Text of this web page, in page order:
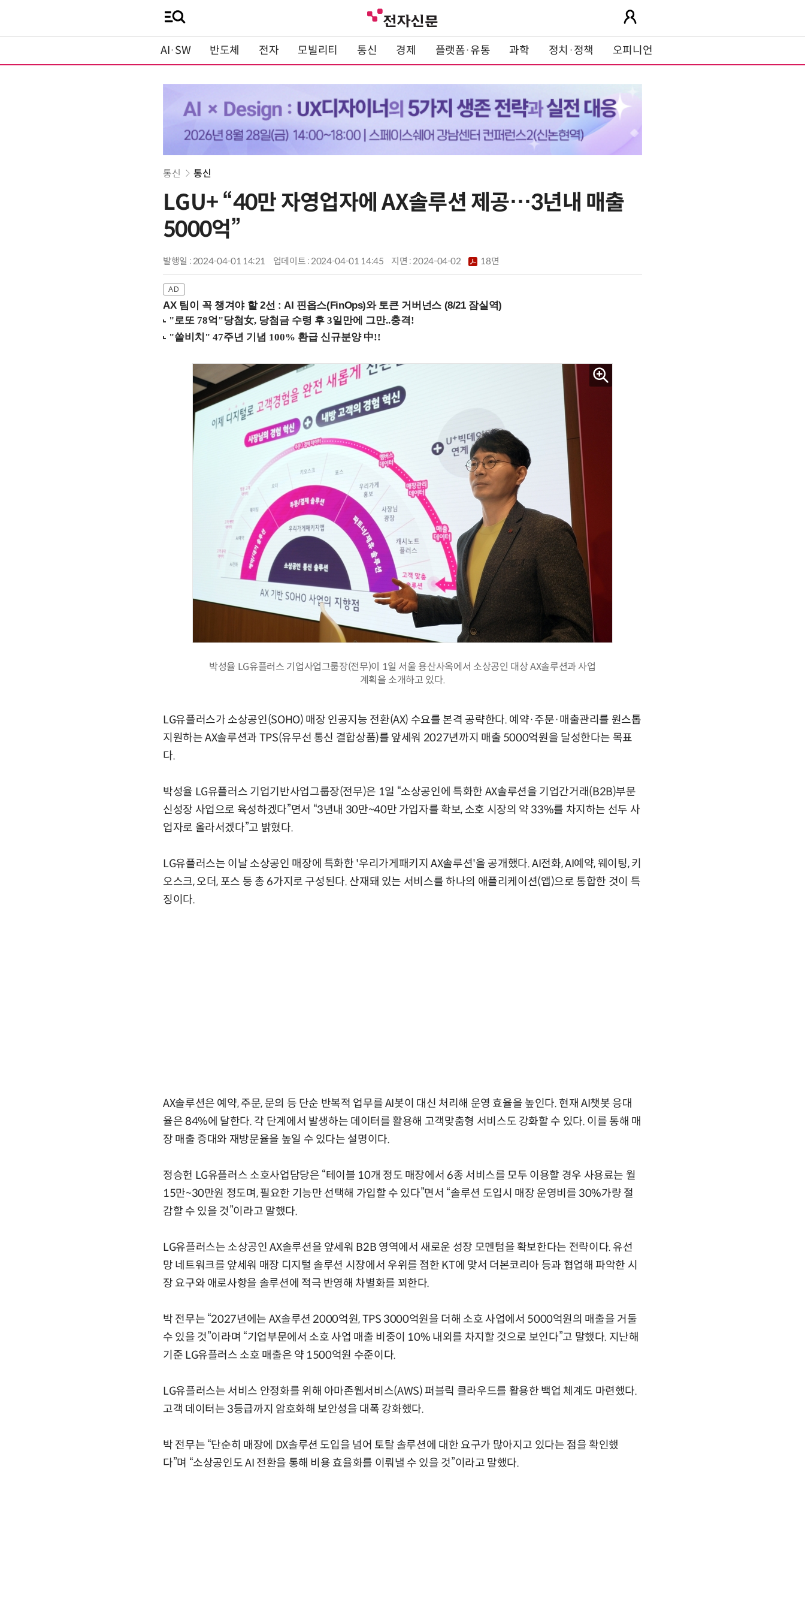
AI·SW 반도체 전자 모빌리티 통신 경제 플랫폼·유통 과학 정치·정책 오피니언
통신 통신
LGU+ “40만 자영업자에 AX솔루션 제공…3년내 매출
5000억”
발행일 : 2024-04-01 14:21 업데이트 : 2024-04-01 14:45 지면 :2024-04-02 18면
AX 팀이 꼭 챙겨야 할 2선 : AI 핀옵스(FinOps)와 토큰 거버넌스 (8/21 잠실역)
박성율 LG유플러스 기업사업그룹장(전무)이 1일 서울 용산사옥에서 소상공인 대상 AX솔루션과 사업
계획을 소개하고 있다.
LG유플러스가 소상공인(SOHO) 매장 인공지능 전환(AX) 수요를 본격 공략한다. 예약·주문·매출관리를 원스톱
지원하는 AX솔루션과 TPS(유무선 통신 결합상품)를 앞세워 2027년까지 매출 5000억원을 달성한다는 목표
다.
박성율 LG유플러스 기업기반사업그룹장(전무)은 1일 “소상공인에 특화한 AX솔루션을 기업간거래(B2B)부문
신성장 사업으로 육성하겠다”면서 “3년내 30만~40만 가입자를 확보, 소호 시장의 약 33%를 차지하는 선두 사
업자로 올라서겠다”고 밝혔다.
LG유플러스는 이날 소상공인 매장에 특화한 '우리가게패키지 AX솔루션'을 공개했다. AI전화, AI예약, 웨이팅, 키
오스크, 오더, 포스 등 총 6가지로 구성된다. 산재돼 있는 서비스를 하나의 애플리케이션(앱)으로 통합한 것이 특
징이다.
AX솔루션은 예약, 주문, 문의 등 단순 반복적 업무를 AI봇이 대신 처리해 운영 효율을 높인다. 현재 AI챗봇 응대
율은 84%에 달한다. 각 단계에서 발생하는 데이터를 활용해 고객맞춤형 서비스도 강화할 수 있다. 이를 통해 매
장 매출 증대와 재방문율을 높일 수 있다는 설명이다.
정승헌 LG유플러스 소호사업담당은 “테이블 10개 정도 매장에서 6종 서비스를 모두 이용할 경우 사용료는 월
15만~30만원 정도며, 필요한 기능만 선택해 가입할 수 있다”면서 “솔루션 도입시 매장 운영비를 30%가량 절
감할 수 있을 것”이라고 말했다.
LG유플러스는 소상공인 AX솔루션을 앞세워 B2B 영역에서 새로운 성장 모멘텀을 확보한다는 전략이다. 유선
망 네트워크를 앞세워 매장 디지털 솔루션 시장에서 우위를 점한 KT에 맞서 더본코리아 등과 협업해 파악한 시
장 요구와 애로사항을 솔루션에 적극 반영해 차별화를 꾀한다.
박 전무는 “2027년에는 AX솔루션 2000억원, TPS 3000억원을 더해 소호 사업에서 5000억원의 매출을 거둘
수 있을 것”이라며 “기업부문에서 소호 사업 매출 비중이 10% 내외를 차지할 것으로 보인다”고 말했다. 지난해
기준 LG유플러스 소호 매출은 약 1500억원 수준이다.
LG유플러스는 서비스 안정화를 위해 아마존웹서비스(AWS) 퍼블릭 클라우드를 활용한 백업 체계도 마련했다.
고객 데이터는 3등급까지 암호화해 보안성을 대폭 강화했다.
박 전무는 “단순히 매장에 DX솔루션 도입을 넘어 토탈 솔루션에 대한 요구가 많아지고 있다는 점을 확인했
다”며 “소상공인도 AI 전환을 통해 비용 효율화를 이뤄낼 수 있을 것”이라고 말했다.